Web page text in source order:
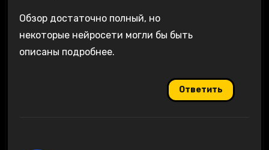
Обзор достаточно полный, но
некоторые нейросети могли бы быть
описаны подробнее.
Ответить